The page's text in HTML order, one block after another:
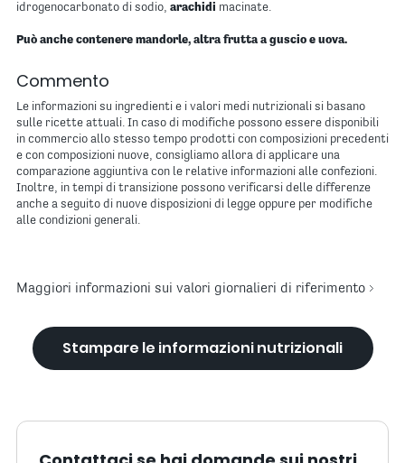
idrogenocarbonato di sodio, arachidi macinate.
Può anche contenere mandorle, altra frutta a guscio e uova.
Commento
Le informazioni su ingredienti e i valori medi nutrizionali si basano
sulle ricette attuali. In caso di modifiche possono essere disponibili
in commercio allo stesso tempo prodotti con composizioni precedenti
e con composizioni nuove, consigliamo allora di applicare una
comparazione aggiuntiva con le relative informazioni alle confezioni.
Inoltre, in tempi di transizione possono verificarsi delle differenze
anche a seguito di nuove disposizioni di legge oppure per modifiche
alle condizioni generali.
Maggiori informazioni sui valori giornalieri di riferimento
Stampare le informazioni nutrizionali